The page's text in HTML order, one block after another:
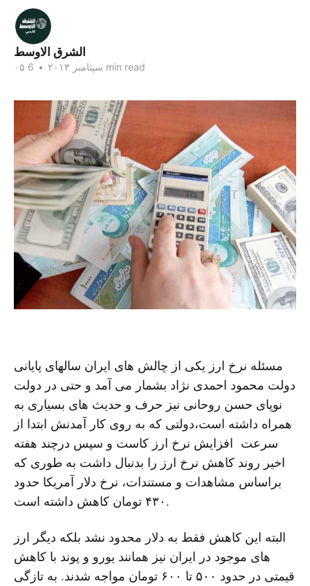
الشرق الاوسط
۰۵ سپتامبر ۲۰۱۳ • 6 min read
مسئله نرخ ارز یکی از چالش های ایران سالهای پایانی
دولت محمود احمدی نژاد بشمار می آمد و حتی در دولت
نوپای حسن روحانی نیز حرف و حدیث های بسیاری به
همراه داشته است،دولتی که به روی کار آمدنش ابتدا از
سرعت افزایش نرخ ارز کاست و سپس درچند هفته
اخیر روند کاهش نرخ ارز را بدنبال داشت به طوری که
براساس مشاهدات و مستندات، نرخ دلار آمریکا حدود
۴۳۰ تومان کاهش داشته است.
البته این کاهش فقط به دلار محدود نشد بلکه دیگر ارز
های موجود در ایران نیز همانند یورو و پوند با کاهش
قیمتی در حدود ۵۰۰ تا ۶۰۰ تومان مواجه شدند. به تازگی